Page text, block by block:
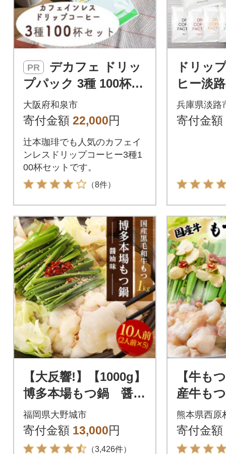
PR
プパック 3種 100杯
コーヒー 詰め合わせ
おすすめ 人気 カフェ
大阪府和泉市
寄付金額 22,000円
辻本珈琲でも人気のカフェイ
ンレスドリップコーヒー3種1
00杯セットです。
（8件）
ドリッ
ヒー淡
セット
み比べ
兵庫県淡路
寄付金額
【大反響!】【1000g】
博多本場もつ鍋 醤油
味「2人前×5回分」
福岡県大野城市
寄付金額 13,000円
（3,426件）
【牛も
産牛も
醤油味
分)
熊本県西原
寄付金額